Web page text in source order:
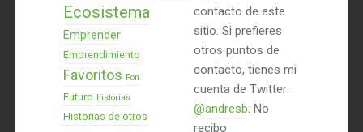
Ecosistema
Emprender
Emprendimiento
Favoritos Fon
Futuro historias
Historias de otros
contacto de este
sitio. Si prefieres
otros puntos de
contacto, tienes mi
cuenta de Twitter:
@andresb. No
recibo